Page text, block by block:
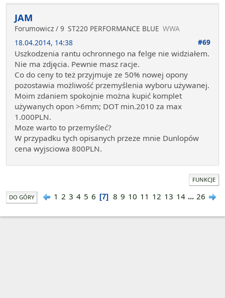
JAM
Forumowicz / 9 ST220 PERFORMANCE BLUE WWA
18.04.2014, 14:38
#69
Uszkodzenia rantu ochronnego na felge nie widziałem.
Nie ma zdjęcia. Pewnie masz racje.
Co do ceny to też przyjmuje ze 50% nowej opony
pozostawia możliwość przemyślenia wyboru używanej.
Moim zdaniem spokojnie można kupić komplet
używanych opon >6mm; DOT min.2010 za max
1.000PLN.
Moze warto to przemyśleć?
W przypadku tych opisanych przeze mnie Dunlopów
cena wyjsciowa 800PLN.
FUNKCJE
DO GÓRY 1 2 3 4 5 6 7 8 9 10 11 12 13 14 ... 26